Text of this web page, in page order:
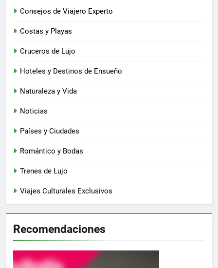
Consejos de Viajero Experto
Costas y Playas
Cruceros de Lujo
Hoteles y Destinos de Ensueño
Naturaleza y Vida
Noticias
Países y Ciudades
Romántico y Bodas
Trenes de Lujo
Viajes Culturales Exclusivos
Recomendaciones